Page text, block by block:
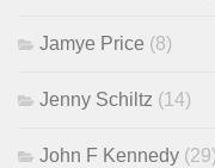
Jamye Price (8)
Jenny Schiltz (14)
John F Kennedy (29)